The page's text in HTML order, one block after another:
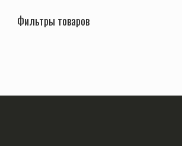
Фильтры товаров